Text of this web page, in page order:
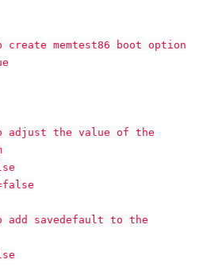
create memtest86 boot option
adjust the value of the
add savedefault to the